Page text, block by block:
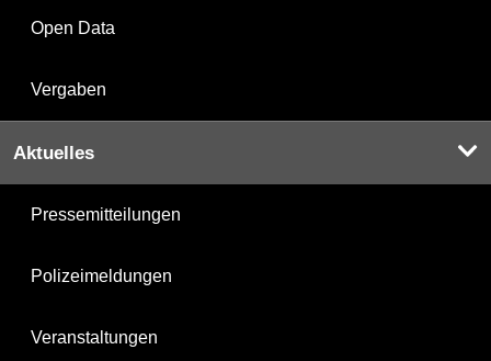
Open Data
Vergaben
Aktuelles
Pressemitteilungen
Polizeimeldungen
Veranstaltungen